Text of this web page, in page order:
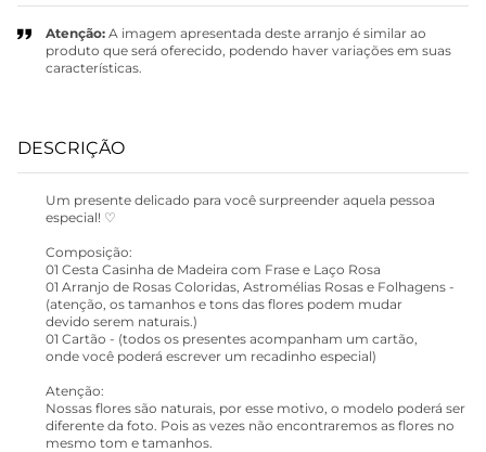
Atenção: A imagem apresentada deste arranjo é similar ao
produto que será oferecido, podendo haver variações em suas
características.
DESCRIÇÃO
Um presente delicado para você surpreender aquela pessoa
especial! ♡
Composição:
01 Cesta Casinha de Madeira com Frase e Laço Rosa
01 Arranjo de Rosas Coloridas, Astromélias Rosas e Folhagens -
(atenção, os tamanhos e tons das flores podem mudar
devido serem naturais.)
01 Cartão - (todos os presentes acompanham um cartão,
onde você poderá escrever um recadinho especial)
Atenção:
Nossas flores são naturais, por esse motivo, o modelo poderá ser
diferente da foto. Pois as vezes não encontraremos as flores no
mesmo tom e tamanhos.